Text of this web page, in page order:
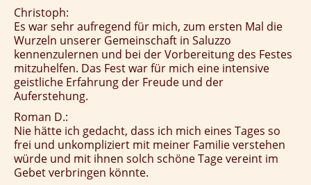
Christoph:
Es war sehr aufregend für mich, zum ersten Mal die
Wurzeln unserer Gemeinschaft in Saluzzo
kennenzulernen und bei der Vorbereitung des Festes
mitzuhelfen. Das Fest war für mich eine intensive
geistliche Erfahrung der Freude und der
Auferstehung.
Roman D.:
Nie hätte ich gedacht, dass ich mich eines Tages so
frei und unkompliziert mit meiner Familie verstehen
würde und mit ihnen solch schöne Tage vereint im
Gebet verbringen könnte.